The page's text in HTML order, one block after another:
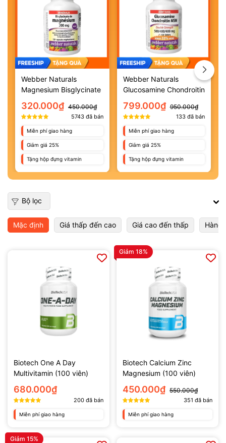
Webber Naturals
Magnesium Bisglycinate
200mg
320.000₫ 450.000₫
5743đã bán
Miễn phí giao hàng
Giảm giá 25%
Tặng hộp đựng vitamin
Webber Naturals
Glucosamine Chondroitin
MSM (120 viên)
799.000₫950.000₫
133 đã bán
Miễn phí giao hàng
Giảm giá 25%
Tặng hộp đựng vitamin
Bộ lọc
Mặc định Giá thấp đến cao Giá cao đến thấp Hàng
Biotech One A Day
Multivitamin (100 viên)
680.000₫
200 đã bán
Miễn phí giao hàng
Giảm 18%
Biotech Calcium Zinc
Magnesium (100 viên)
450.000₫ 550.000₫
351 đã bán
Miễn phí giao hàng
Giảm 15%